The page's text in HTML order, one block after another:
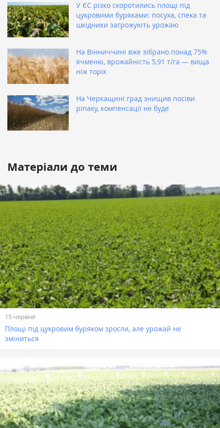
У ЄС різко скоротились площі під
цукровими буряками: посуха, спека та
шкідники загрожують урожаю
На Вінниччині вже зібрано понад 75%
ячменю, врожайність 5,91 т/га — вища
ніж торік
На Черкащині град знищив посіви
ріпаку, компенсації не буде
Матеріали до теми
15 червня
Площі під цукровим буряком зросли, але урожай не
зміниться